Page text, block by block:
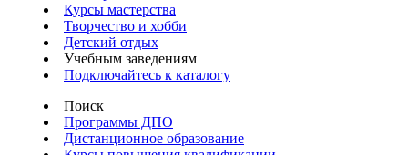
Курсы мастерства
Творчество и хобби
Детский отдых
Учебным заведениям
Подключайтесь к каталогу
Поиск
Программы ДПО
Дистанционное образование